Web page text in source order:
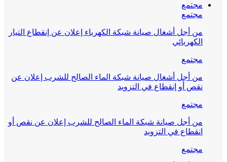
مجتمع
مجتمع
من أجل أشغال صيانة شبكة الكهرباء إعلان عن إنقطاع التيار
الكهربائي
مجتمع
من أجل أشغال صيانة شبكة الماء الصالح للشرب إعلان عن
نقص أو إنقطاع في التزويد
مجتمع
من أجل صيانة شبكة الماء الصالح للشرب إعلان عن نقص أو
انقطاع في التزويد
مجتمع